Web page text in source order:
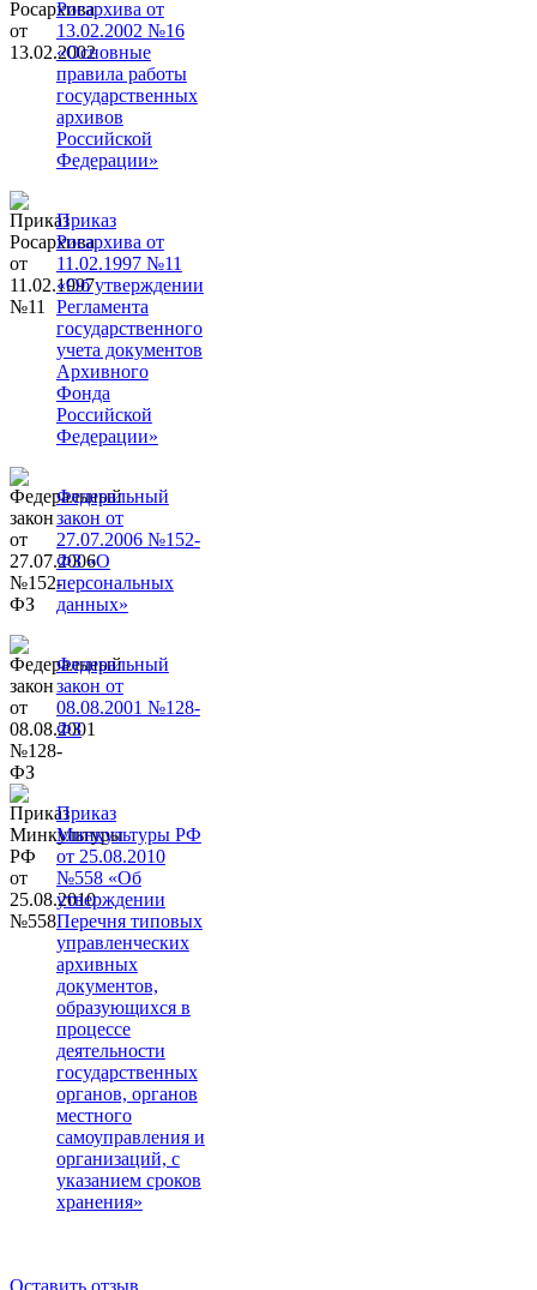
Росархива от
13.02.2002 №16
«Основные
правила работы
государственных
архивов
Российской
Федерации»
Приказ
Росархива от
11.02.1997 №11
«Об утверждении
Регламента
государственного
учета документов
Архивного
Фонда
Российской
Федерации»
Федеральный
закон от
27.07.2006 №152-
ФЗ «О
персональных
данных»
Федеральный
закон от
08.08.2001 №128-
ФЗ
Приказ
Минкультуры РФ
от 25.08.2010
№558 «Об
утверждении
Перечня типовых
управленческих
архивных
документов,
образующихся в
процессе
деятельности
государственных
органов, органов
местного
самоуправления и
организаций, с
указанием сроков
хранения»
Оставить отзыв